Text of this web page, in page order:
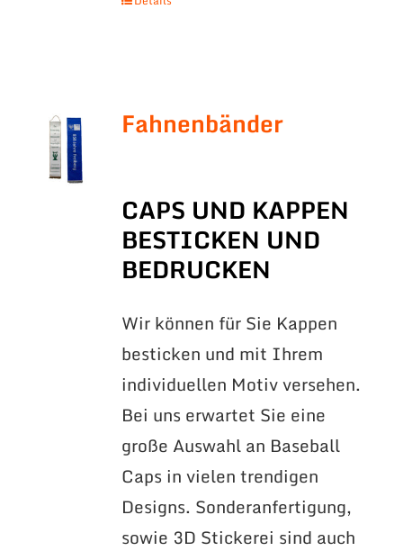
Fahnenbänder
CAPS UND KAPPEN
BESTICKEN UND
BEDRUCKEN
Wir können für Sie Kappen
besticken und mit Ihrem
individuellen Motiv versehen.
Bei uns erwartet Sie eine
große Auswahl an Baseball
Caps in vielen trendigen
Designs. Sonderanfertigung,
sowie 3D Stickerei sind auch